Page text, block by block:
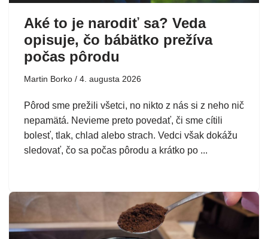
Aké to je narodiť sa? Veda
opisuje, čo bábätko prežíva
počas pôrodu
Martin Borko 4. augusta 2026
Pôrod sme prežili všetci, no nikto z nás si z neho nič
nepamätá. Nevieme preto povedať, či sme cítili
bolesť, tlak, chlad alebo strach. Vedci však dokážu
sledovať, čo sa počas pôrodu a krátko po ...